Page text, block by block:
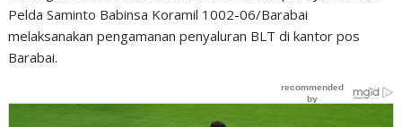
Pelda Saminto Babinsa Koramil 1002-06/Barabai
melaksanakan pengamanan penyaluran BLT di kantor pos
Barabai.